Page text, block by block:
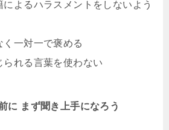
よるハラスメントをしないよう
一対一で褒める
れる言葉を使わない
に まず聞き上手になろう